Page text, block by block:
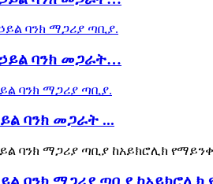
ባንክ መጋራት…
ባንክ መጋራት ...